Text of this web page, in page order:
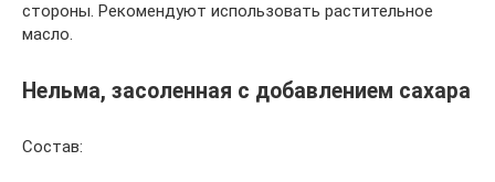
стороны. Рекомендуют использовать растительное
масло.
Нельма, засоленная с добавлением сахара
Состав: